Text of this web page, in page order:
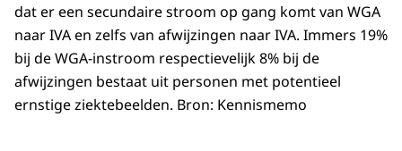
dat er een secundaire stroom op gang komt van WGA
naar IVA en zelfs van afwijzingen naar IVA. Immers 19%
bij de WGA-instroom respectievelijk 8% bij de
afwijzingen bestaat uit personen met potentieel
ernstige ziektebeelden. Bron: Kennismemo